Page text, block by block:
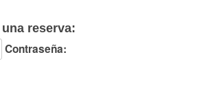
reserva:
Contraseña: